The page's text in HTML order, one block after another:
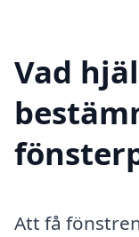
Vad
Att få